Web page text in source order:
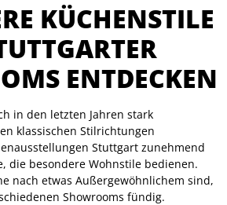
KÜCHENSTILE
ENTDECKEN
in den letzten Jahren stark
klassischen Stilrichtungen
Stuttgart zunehmend
die besondere Wohnstile bedienen.
nach etwas Außergewöhnlichem sind,
Showrooms fündig.